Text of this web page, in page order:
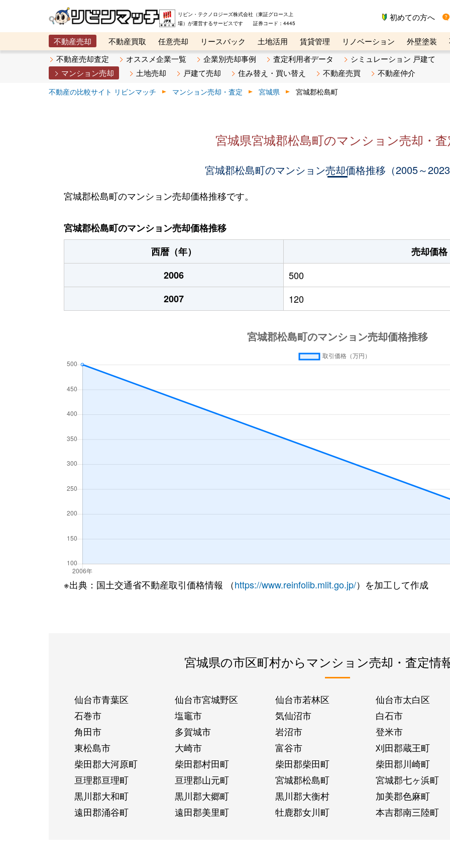
リビン・テクノロジーズ株式会社（東証グロース上
場）が運営するサービスです 証券コード：4445
初めての方へ
不動産売却 不動産買取 任意売却 リースバック 土地活用 賃貸管理 リノベーション 外壁塗装
メタ住宅展示場
ベスト不動産カンパニー オンライン講座 リビンマガジンBiz 不動産売却ご相談デスク
不動産売却査定 オススメ企業一覧 企業別売却事例 査定利用者データ
シミュレーション 戸建て
マンション売却
土地売却 戸建て売却 住み替え・買い替え 不動産売買 不動産仲介
不動産の比較サイト リビンマッチ マンション売却・査定 宮城県 宮城郡松島町
宮城県宮城郡松島町のマンション売却・
宮城郡松島町のマンション売却価格推移（2005～
宮城郡松島町のマンション売却価格推移です。
宮城郡松島町のマンション売却価格推移
西暦（年）
売却価
2006
500
2007
120
※出典：国土交通省不動産取引価格情報 （https://www.reinfolib.mlit.go.jp/）を加工して作成
宮城県の市区町村からマンション売却・査定情
仙台市青葉区 仙台市宮城野区 仙台市若林区
仙台市太白区
石巻市
塩竈市 気仙沼市
白石市
角田市
多賀城市 岩沼市
登米市
東松島市
大崎市 富谷市
刈田郡蔵王町
柴田郡大河原町
柴田郡村田町 柴田郡柴田町
柴田郡川崎町
亘理郡亘理町
亘理郡山元町 宮城郡松島町
宮城郡七ヶ浜町
黒川郡大和町
黒川郡大郷町 黒川郡大衡村
加美郡色麻町
遠田郡涌谷町
遠田郡美里町 牡鹿郡女川町 本吉郡南三陸町